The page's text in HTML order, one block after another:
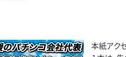
本紙アク